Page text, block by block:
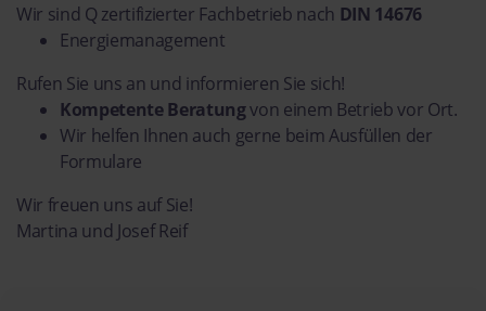
Wir sind Q zertifizierter Fachbetrieb nach DIN 14676
Energiemanagement
Rufen Sie uns an und informieren Sie sich!
Kompetente Beratungvon einem Betrieb vor Ort.
Wir helfen Ihnen auch gerne beim Ausfüllen der
Formulare
Wir freuen uns auf Sie!
Martina und Josef Reif